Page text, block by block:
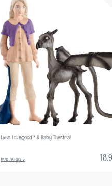
Luna Lovegood™ & Baby Thestral
UVP 22,99 €